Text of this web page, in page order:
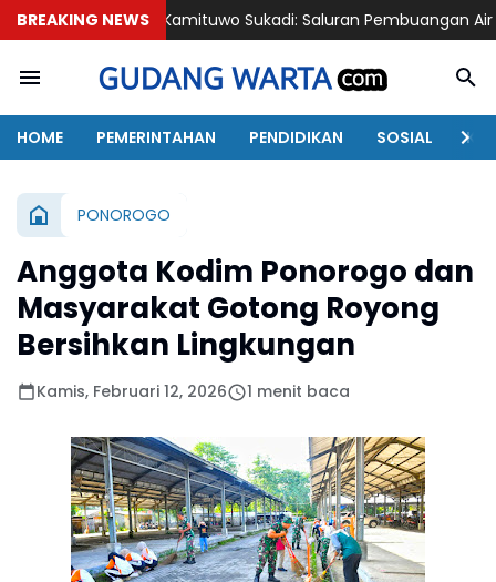
BREAKING NEWS
Kamituwo Sukadi: Saluran Pembuangan Air Kunci Pokok
HOME PEMERINTAHAN PENDIDIKAN SOSIAL
PONOROGO
Anggota Kodim Ponorogo dan
Masyarakat Gotong Royong
Bersihkan Lingkungan
Kamis, Februari 12, 2026 1 menit baca